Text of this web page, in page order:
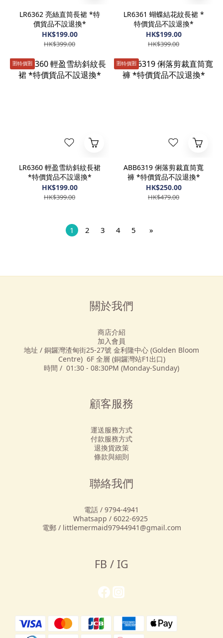
LR6362 亮絲直筒長裙 *特
價貨品不設退換*
HK$199.00
HK$399.00
LR6361 蝴蝶結花紋長裙 *
特價貨品不設退換*
HK$199.00
HK$399.00
🈹️特價🈹️
LR6360 輕盈雪紡斜紋長裙
*特價貨品不設退換*
HK$199.00
HK$399.00
🈹️特價🈹️
ABB6319 俐落剪裁直筒寬
褲 *特價貨品不設退換*
HK$250.00
HK$479.00
1 2 3 4 5 »
關於我們
商店介紹
加入會員
地址 / 銅鑼灣渣甸街25-27號 金利隆中心 (Golden Bloom
Centre) 6F 全層 (銅鑼灣站F1出口)
時間 / 01:30 - 08:30PM (Monday-Sunday)
顧客服務
運送服務方式
付款服務方式
退換貨政策
條款與細則
聯絡我們
電話 / 9794-4941
Whatsapp / 6022-6925
電郵 / littlemermaid97944941@gmail.com
FB / IG